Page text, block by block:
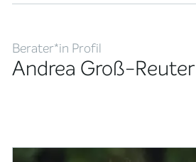
Berater*in Profil
Andrea Groß-Reuter